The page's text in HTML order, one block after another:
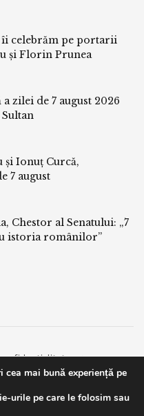
îi celebrăm pe portarii
și Florin Prunea
zilei de 7 august 2026
Ionuț Curcă,
7 august
Chestor al Senatului: „7
istoria românilor”
bpnews.
mai bună experiență pe
urile pe care le folosim sau
By continuing to use this